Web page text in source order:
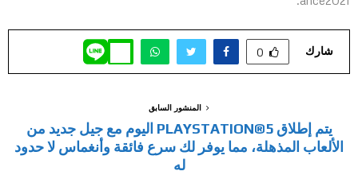
شارك 0
المنشور السابق
يتم إطلاق PLAYSTATION®5 اليوم مع جيل جديد من
الألعاب المذهلة، مما يوفر لك سرع فائقة وأنغماس لا حدود
له